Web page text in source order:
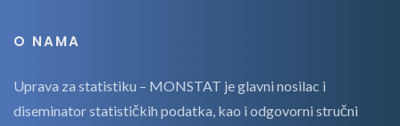
O NAMA
Uprava za statistiku – MONSTAT je glavni nosilac i
diseminator statističkih podatka, kao i odgovorni stručni